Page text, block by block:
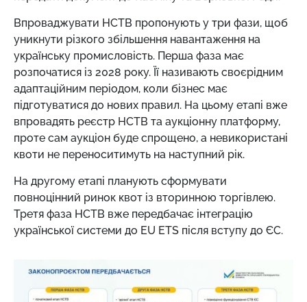
Впроваджувати НСТВ пропонують у три фази, щоб
уникнути різкого збільшення навантаження на
українську промисловість. Перша фаза має
розпочатися із 2028 року. Її називають своєрідним
адаптаційним періодом, коли бізнес має
підготуватися до нових правил. На цьому етапі вже
впровадять реєстр НСТВ та аукціонну платформу,
проте сам аукціон буде спрощено, а невикористані
квоти не переноситимуть на наступний рік.
На другому етапі планують сформувати
повноцінний ринок квот із вторинною торгівлею.
Третя фаза НСТВ вже передбачає інтеграцію
української системи до EU ETS після вступу до ЄС.